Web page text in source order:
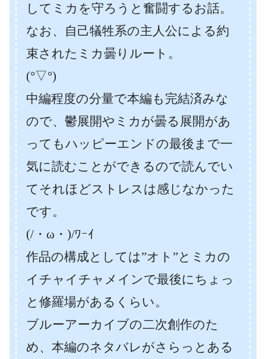
してミカを守ろうと奮闘するお話。
なお、自己犠牲系の主人公による約
束されたミカ曇りルート。
(°▽°)
中編程度の分量で本編も完結済みな
ので、鬱展開やミカが曇る展開があ
ってもハッピーエンドの最後まで一
気に読むことができるので読んでい
てそれほどストレスは感じなかった
です。
(/・ω・)/ﾜｰｲ
作品の構成としては”オト”とミカの
イチャイチャメインで最後にちょっ
と修羅場があるくらい。
ブルーアーカイブの二次創作のた
め、本編のネタバレがさらっとある